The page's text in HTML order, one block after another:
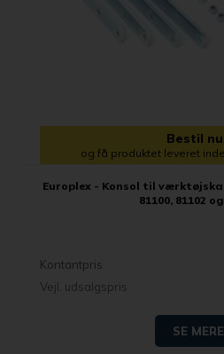
Bestil nu
og få produktet leveret
Europlex - Konsol til
81100, 81102
Kontantpris
Vejl. udsalgspris
SE MERE